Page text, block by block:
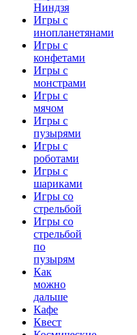
Ниндзя
Игры с
инопланетянами
Игры с
конфетами
Игры с
монстрами
Игры с
мячом
Игры с
пузырями
Игры с
роботами
Игры с
шариками
Игры со
стрельбой
Игры со
стрельбой
по
пузырям
Как
можно
дальше
Кафе
Квест